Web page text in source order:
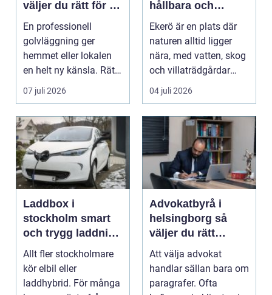
väljer du rätt för ett
hållbart golv
En professionell
golvläggning ger
hemmet eller lokalen
en helt ny känsla. Rätt
materi...
07 juli 2026
hållbara och
vackra utemiljöer
året runt
Ekerö är en plats där
naturen alltid ligger
nära, med vatten, skog
och villaträdgårdar
som ramar in ...
04 juli 2026
Laddbox i
stockholm smart
och trygg laddning
hemma och på
jobbet
Allt fler stockholmare
kör elbil eller
laddhybrid. För många
Advokatbyrå i
helsingborg så
väljer du rätt
juridiskt stöd
Att välja advokat
handlar sällan bara om
paragrafer. Ofta